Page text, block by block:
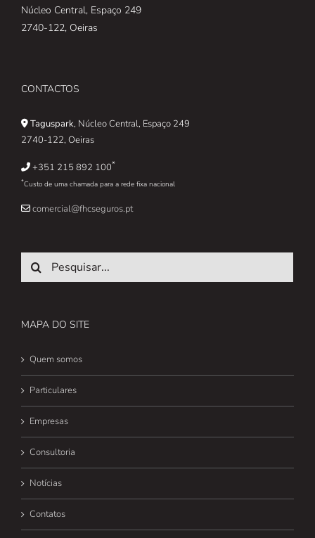
Núcleo Central, Espaço 249
2740-122, Oeiras
CONTACTOS
Taguspark, Núcleo Central, Espaço 249
2740-122, Oeiras
+351 215 892 100*
*Custo de uma chamada para a rede fixa nacional
comercial@fhcseguros.pt
Pesquisar
MAPA DO SITE
Quem somos
Particulares
Empresas
Consultoria
Notícias
Contatos